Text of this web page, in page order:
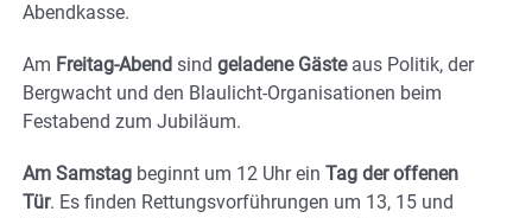
Abendkasse.
Am Freitag-Abend sind geladene Gästeaus Politik, der
Bergwacht und den Blaulicht-Organisationen beim
Festabend zum Jubiläum.
Am Samstag beginnt um 12 Uhr ein Tag der offenen
Tür. Es finden Rettungsvorführungen um 13, 15 und